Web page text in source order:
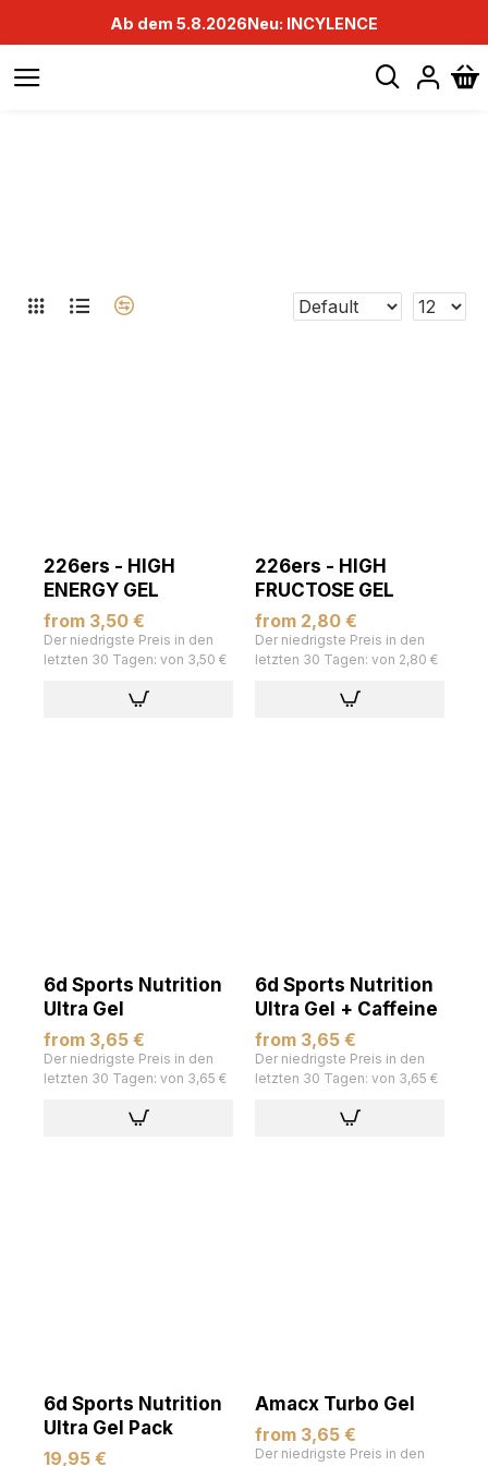
Ab dem 5.8.2026Neu: INCYLENCE
226ers - HIGH
ENERGY GEL
from 3,50 €
Der niedrigste Preis in den
letzten 30 Tagen: von 3,50 €
226ers - HIGH
FRUCTOSE GEL
from 2,80 €
Der niedrigste Preis in den
letzten 30 Tagen: von 2,80 €
6d Sports Nutrition
Ultra Gel
from 3,65 €
Der niedrigste Preis in den
letzten 30 Tagen: von 3,65 €
6d Sports Nutrition
Ultra Gel + Caffeine
from 3,65 €
Der niedrigste Preis in den
letzten 30 Tagen: von 3,65 €
6d Sports Nutrition
Ultra Gel Pack
19,95 €
Amacx Turbo Gel
from 3,65 €
Der niedrigste Preis in den